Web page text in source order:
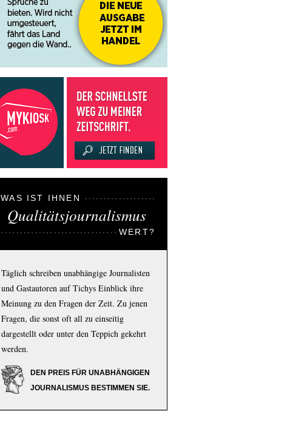
WAS IST IHNEN
Qualitätsjournalismus
WERT?
Täglich schreiben unabhängige Journalisten
und Gastautoren auf Tichys Einblick ihre
Meinung zu den Fragen der Zeit. Zu jenen
Fragen, die sonst oft all zu einseitig
dargestellt oder unter den Teppich gekehrt
werden.
DEN PREIS FÜR UNABHÄNGIGEN
JOURNALISMUS BESTIMMEN SIE.